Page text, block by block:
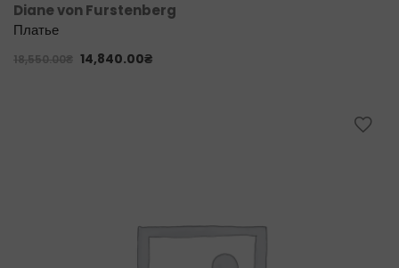
Diane von Furstenberg
Платье
18,550.00₴ 14,840.00₴